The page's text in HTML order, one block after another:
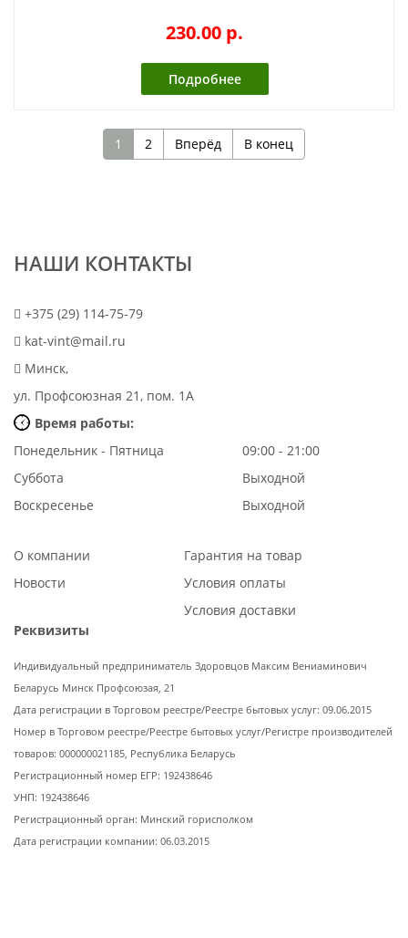
230.00 p.
Подробнее
1 2 Вперёд В конец
НАШИ КОНТАКТЫ
+375 (29) 114-75-79
kat-vint@mail.ru
Минск,
ул. Профсоюзная 21, пом. 1А
Время работы:
Понедельник - Пятница
09:00 - 21:00
Суббота
Выходной
Воскресенье
Выходной
О компании
Новости
Гарантия на товар
Условия оплаты
Условия доставки
Реквизиты
Индивидуальный предприниматель Здоровцов Максим Вениаминович
Беларусь Минск Профсоюзая, 21
Дата регистрации в Торговом реестре/Реестре бытовых услуг: 09.06.2015
Номер в Торговом реестре/Реестре бытовых услуг/Регистре производителей
товаров: 000000021185, Республика Беларусь
Регистрационный номер ЕГР: 192438646
УНП: 192438646
Регистрационный орган: Минский горисполком
Дата регистрации компании: 06.03.2015